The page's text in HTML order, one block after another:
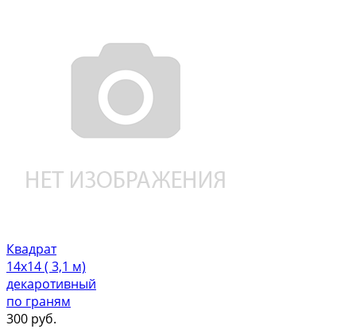
Квадрат
14х14 ( 3,1 м)
декаротивный
по граням
300 руб.